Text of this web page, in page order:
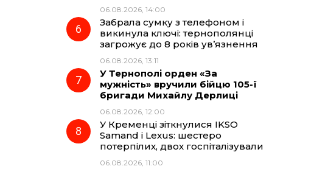
06.08.2026, 14:00
Забрала сумку з телефоном і
викинула ключі: тернополянці
загрожує до 8 років ув’язнення
06.08.2026, 13:11
У Тернополі орден «За
мужність» вручили бійцю 105-ї
бригади Михайлу Дерлиці
06.08.2026, 12:00
У Кременці зіткнулися IKSO
Samand і Lexus: шестеро
потерпілих, двох госпіталізували
06.08.2026, 11:00